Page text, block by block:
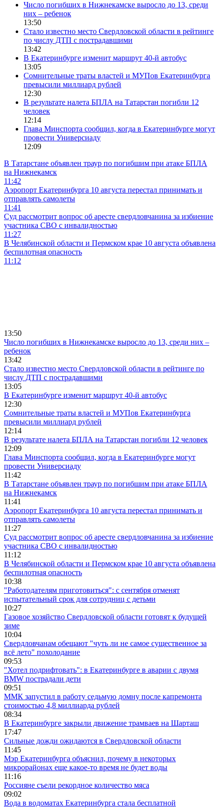
Число погибших в Нижнекамске выросло до 13, среди
них – ребенок
13:50
Стало известно место Свердловской области в рейтинге
по числу ДТП с пострадавшими
13:42
В Екатеринбурге изменит маршрут 40-й автобус
13:05
Сомнительные траты властей и МУПов Екатеринбурга
превысили миллиард рублей
12:30
В результате налета БПЛА на Татарстан погибли 12
человек
12:14
Глава Минспорта сообщил, когда в Екатеринбурге могут
провести Универсиаду
12:09
В Татарстане объявлен траур по погибшим при атаке БПЛА
на Нижнекамск
11:42
Аэропорт Екатеринбурга 10 августа перестал принимать и
отправлять самолеты
11:41
Суд рассмотрит вопрос об аресте свердловчанина за избиение
участника СВО с инвалидностью
11:27
В Челябинской области и Пермском крае 10 августа объявлена
беспилотная опасность
11:12
13:50
Число погибших в Нижнекамске выросло до 13, среди них –
ребенок
13:42
Стало известно место Свердловской области в рейтинге по
числу ДТП с пострадавшими
13:05
В Екатеринбурге изменит маршрут 40-й автобус
12:30
Сомнительные траты властей и МУПов Екатеринбурга
превысили миллиард рублей
12:14
В результате налета БПЛА на Татарстан погибли 12 человек
12:09
Глава Минспорта сообщил, когда в Екатеринбурге могут
провести Универсиаду
11:42
В Татарстане объявлен траур по погибшим при атаке БПЛА
на Нижнекамск
11:41
Аэропорт Екатеринбурга 10 августа перестал принимать и
отправлять самолеты
11:27
Суд рассмотрит вопрос об аресте свердловчанина за избиение
участника СВО с инвалидностью
11:12
В Челябинской области и Пермском крае 10 августа объявлена
беспилотная опасность
10:38
"Работодателям приготовиться": с сентября отменят
испытательный срок для сотрудниц с детьми
10:27
Газовое хозяйство Свердловской области готовят к будущей
зиме
10:04
Свердловчанам обещают "чуть ли не самое существенное за
всё лето" похолодание
09:53
"Хотел подрифтовать": в Екатеринбурге в аварии с двумя
BMW пострадали дети
09:51
ММК запустил в работу седьмую домну после капремонта
стоимостью 4,8 миллиарда рублей
08:34
В Екатеринбурге закрыли движение трамваев на Шарташ
17:47
Сильные дожди ожидаются в Свердловской области
11:45
Мэр Екатеринбурга объяснил, почему в некоторых
микрорайонах еще какое-то время не будет воды
11:16
Россияне съели рекордное количество мяса
09:02
Вода в водоматах Екатеринбурга стала бесплатной